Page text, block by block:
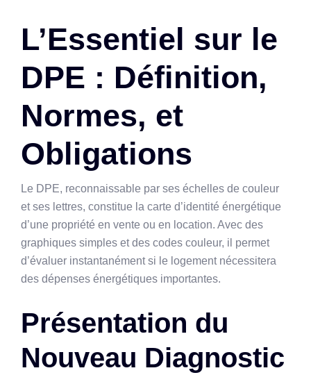
L’Essentiel sur le
DPE : Définition,
Normes, et
Obligations
Le DPE, reconnaissable par ses échelles de couleur
et ses lettres, constitue la carte d’identité énergétique
d’une propriété en vente ou en location. Avec des
graphiques simples et des codes couleur, il permet
d’évaluer instantanément si le logement nécessitera
des dépenses énergétiques importantes.
Présentation du
Nouveau Diagnostic